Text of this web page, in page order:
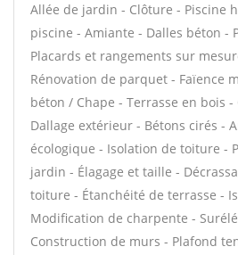
Allée de jardin - Clôture - Piscine
piscine - Amiante - Dalles béton -
Placards et rangements sur
Rénovation de parquet - Faïence
béton / Chape - Terrasse en bois
Dallage extérieur - Bétons cirés -
écologique - Isolation de toiture -
jardin - Élagage et taille -
toiture - Étanchéité de terrasse -
Modification de charpente -
Construction de murs - Plafond